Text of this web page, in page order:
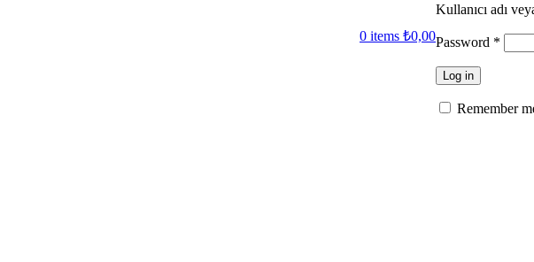
0 items ₺0,00
Kullanıcı adı
Password *
Log in
Remember